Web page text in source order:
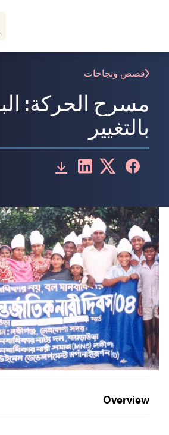
قصص ونجاحات
مسرح الحركة:
بالتغيير
Overview